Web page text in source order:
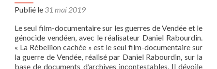
Publié le 31 mai 2019
Le seul film-documentaire sur les guerres de Vendée et le
génocide vendéen, avec le réalisateur Daniel Rabourdin.
« La Rébellion cachée » est le seul film-documentaire sur
la guerre de Vendée, réalisé par Daniel Rabourdin, sur la
base de documents d’archives incontestables. Il dévoile